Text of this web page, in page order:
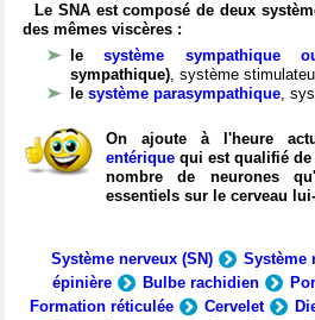
Le SNA est composé de deux
des mêmes viscères :
lesystème sympathique
sympathique), système
le système parasympathique,
On ajoute à l'heure
entérique qui est qualifié
nombre de neurones
essentiels sur le cerveau
Système nerveux (SN) Système
épinière
Bulbe rachidien
Formation réticulée
Cervelet